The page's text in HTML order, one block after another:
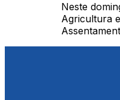
Neste
Agricultura